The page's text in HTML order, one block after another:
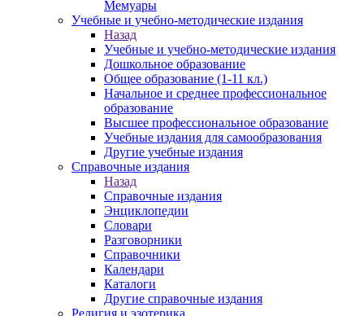
Мемуары
Учебные и учебно-методические издания
Назад
Учебные и учебно-методические издания
Дошкольное образование
Общее образование (1-11 кл.)
Начальное и среднее профессиональное
образование
Высшее профессиональное образование
Учебные издания для самообразования
Другие учебные издания
Справочные издания
Назад
Справочные издания
Энциклопедии
Словари
Разговорники
Справочники
Календари
Каталоги
Другие справочные издания
Религия и эзотерика